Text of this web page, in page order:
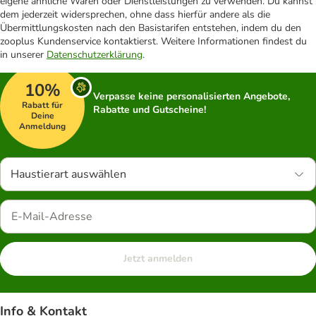
dem jederzeit widersprechen, ohne dass hierfür andere als die
Übermittlungskosten nach den Basistarifen entstehen, indem du den
zooplus Kundenservice kontaktierst. Weitere Informationen findest du
in unserer Datenschutzerklärung.
10%
Rabatt für
Deine
Anmeldung
Verpasse keine personalisierten Angebote,
Rabatte und Gutscheine!
Haustierart auswählen
Jetzt anmelden
Info & Kontakt